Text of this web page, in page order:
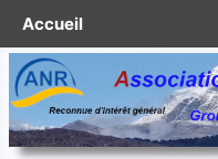
Accueil